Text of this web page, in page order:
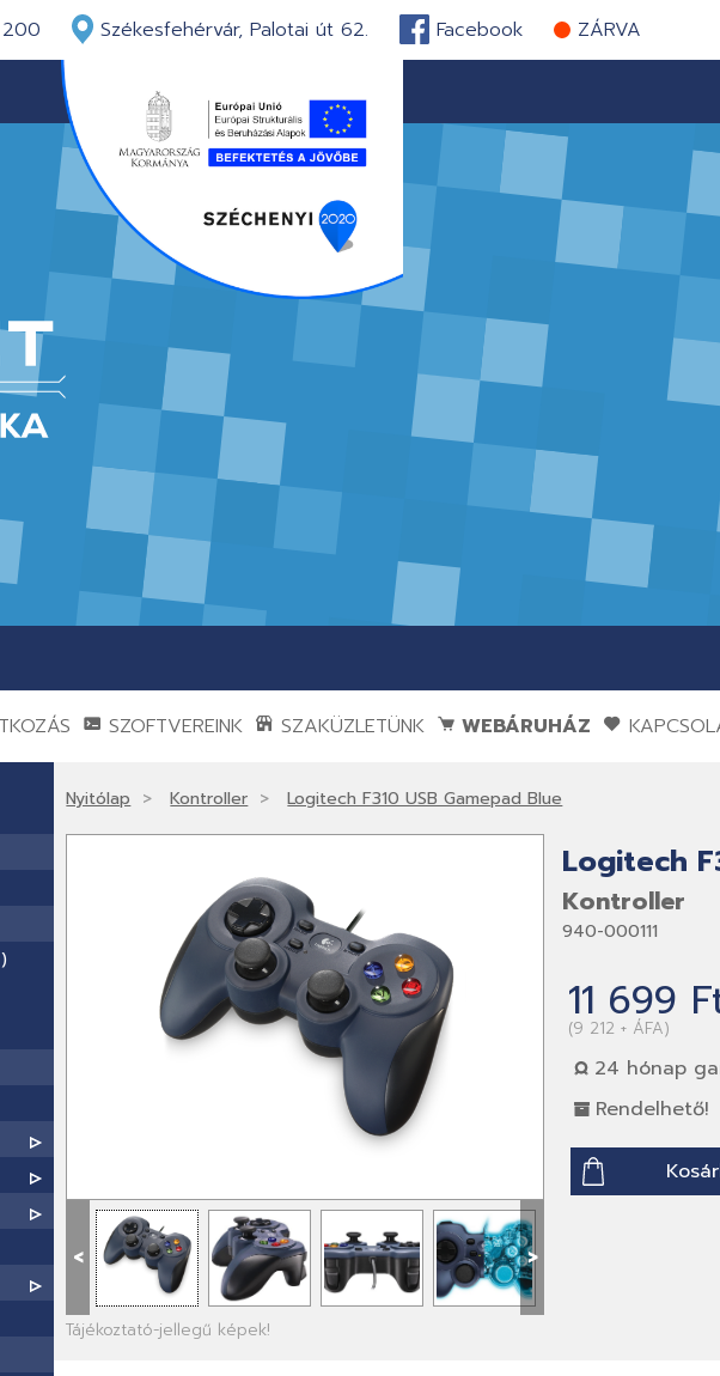
200 Székesfehérvár, Palotai út 62. Facebook ZÁRVA
SZOFTVEREINK SZAKÜZLETÜNK WEBÁRUHÁZ
Nyitólap Kontroller Logitech F310 USB Gamepad Blue
< >
Tájékoztató-jellegű képek!
Logitech
Kontroller
940-000111
11 699
(9 212 + ÁFA)
24 hónap
Rendelhető!